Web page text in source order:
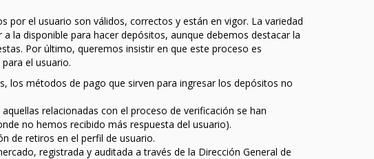
el usuario son válidos, correctos y están en vigor. La variedad
la disponible para hacer depósitos, aunque debemos destacar la
Por último, queremos insistir en que este proceso es
el usuario.
los métodos de pago que sirven para ingresar los depósitos no
relacionadas con el proceso de verificación se han
no hemos recibido más respuesta del usuario).
de retiros en el perfil de usuario.
registrada y auditada a través de la Dirección General de